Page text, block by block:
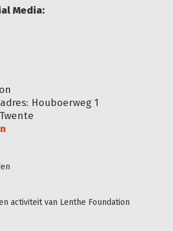
Media:
Houboerweg 1
activiteit van Lenthe Foundation